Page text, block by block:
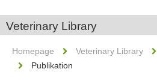
Veterinary Library
Homepage Veterinary Library
Publikation